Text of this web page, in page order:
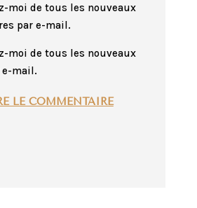
moi de tous les nouveaux
par e-mail.
moi de tous les nouveaux
mail.
LE COMMENTAIRE